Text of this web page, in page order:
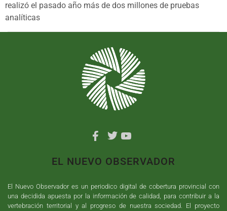
realizó el pasado año más de dos millones de pruebas
analíticas
EL NUEVO OBSERVADOR
El Nuevo Observador es un periodico digital de cobertura provincial con
una decidida apuesta por la información de calidad, para contribuir a la
vertebración territorial y al progreso de nuestra sociedad. El proyecto